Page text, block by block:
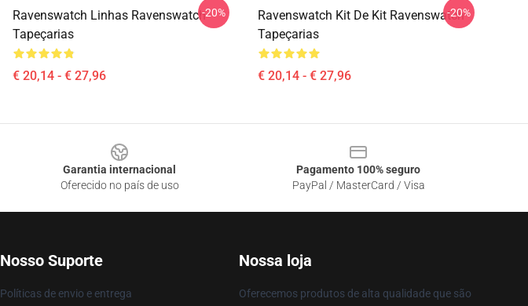
Ravenswatch Linhas Ravenswatch
Tapeçarias
€ 20,14 - € 27,96
-20%
Ravenswatch Kit De Kit Ravenswatch
Tapeçarias
€ 20,14 - € 27,96
-20%
Garantia internacional
Oferecido no país de uso
Pagamento 100% seguro
PayPal / MasterCard / Visa
Nosso Suporte
Políticas de envio e entrega
Nossa loja
Oferecemos produtos de alta qualidade que são